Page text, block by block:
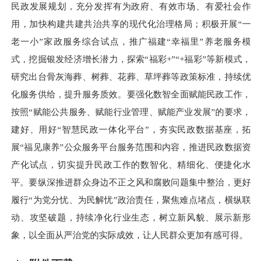
民政发展规划，充分发挥有为政府、有效市场、有爱社会作
用，加快构建共建共治共享的现代化治理格局；积极开展“一
老一小”家政服务综合试点，推广福建“幸福里”养老服务模
式，挖掘银发经济增长潜力，探索“福彩+”“+福彩”等新模式，
研究出台骨灰海葬、树葬、花葬、草坪葬等政策标准，持续优
化服务供给，提升服务质效。要强化数智全面赋能民政工作，
按照“赋能公共服务、赋能行业管理、赋能产业发展”的要求，
建好、用好“智慧民政一体化平台”，夯实民政数据基座，拓
展“福见康养”公众服务平台服务范围和内容，推进民政数据资
产化试点，切实提升民政工作的数智化、精细化、便捷化水
平。要纵深推进群众身边不正之风和腐败问题集中整治，更好
履行“为党分忧、为民解忧”政治责任，聚焦难点堵点，横纵联
动、攻坚破题，持续净化行业生态，树立新风貌、展示新形
象，以全面从严治党的实际成效，让人民群众更加有感可得。